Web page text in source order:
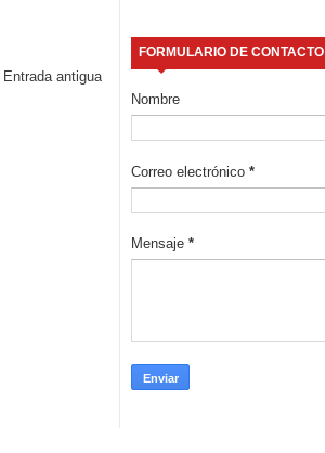
Entrada antigua
FORMULARIO DE CONTACTO
Nombre
Correo electrónico *
Mensaje *